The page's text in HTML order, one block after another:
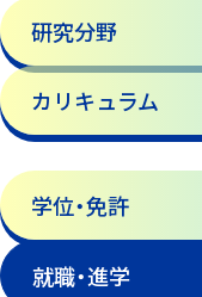
研究分野
カリキュラム
学位・免許
就職・進学